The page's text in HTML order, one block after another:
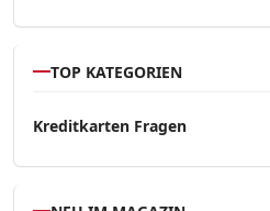
TOP KATEGORIEN
Kreditkarten Fragen